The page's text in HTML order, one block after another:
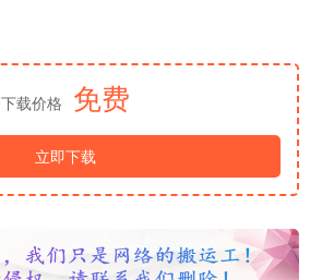
下载价格 免费
立即下载